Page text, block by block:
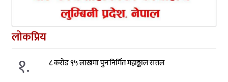
लोकप्रिय
१. ८ करोड ९५ लाखमा पुनःनिर्मित महाङ्काल सत्तल